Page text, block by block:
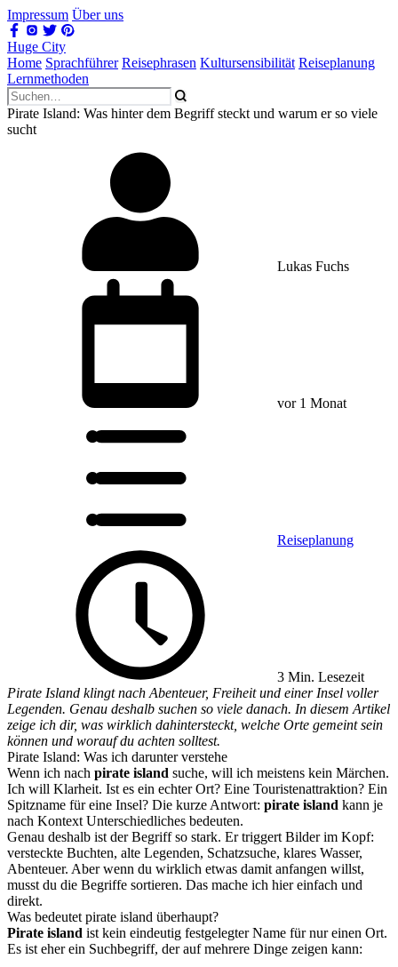
Impressum Über uns
Huge City
Home Sprachführer Reisephrasen Kultursensibilität Reiseplanung
Lernmethoden
Pirate Island: Was hinter dem Begriff steckt und warum er so viele
sucht
Lukas Fuchs
vor 1 Monat
Reiseplanung
3 Min. Lesezeit
Pirate Island klingt nach Abenteuer, Freiheit und einer Insel voller
Legenden. Genau deshalb suchen so viele danach. In diesem Artikel
zeige ich dir, was wirklich dahintersteckt, welche Orte gemeint sein
können und worauf du achten solltest.
Pirate Island: Was ich darunter verstehe
Wenn ich nach pirate island suche, will ich meistens kein Märchen.
Ich will Klarheit. Ist es ein echter Ort? Eine Touristenattraktion? Ein
Spitzname für eine Insel? Die kurze Antwort: pirate island kann je
nach Kontext Unterschiedliches bedeuten.
Genau deshalb ist der Begriff so stark. Er triggert Bilder im Kopf:
versteckte Buchten, alte Legenden, Schatzsuche, klares Wasser,
Abenteuer. Aber wenn du wirklich etwas damit anfangen willst,
musst du die Begriffe sortieren. Das mache ich hier einfach und
direkt.
Was bedeutet pirate island überhaupt?
Pirate island ist kein eindeutig festgelegter Name für nur einen Ort.
Es ist eher ein Suchbegriff, der auf mehrere Dinge zeigen kann: